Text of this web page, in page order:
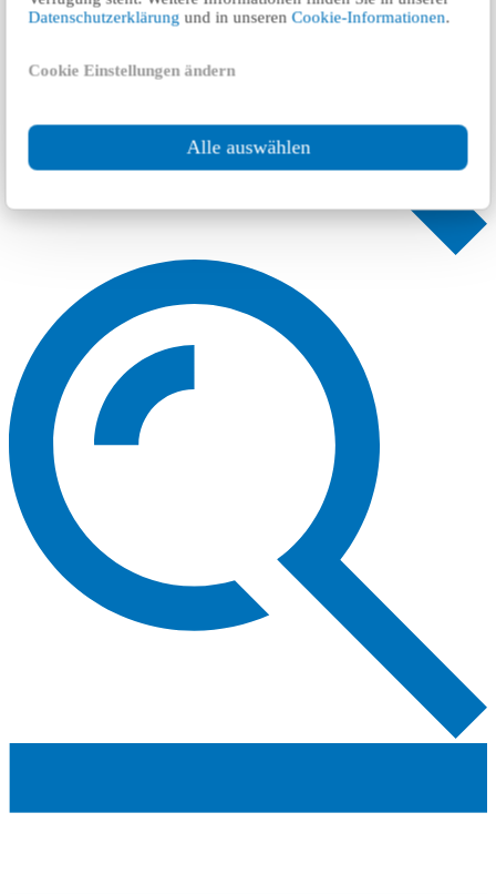
Datenschutzerklärung und in unserenCookie-Informationen.
Cookie Einstellungen ändern
Alle auswählen